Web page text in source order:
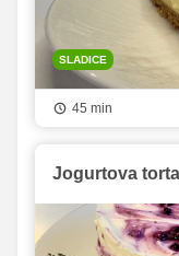
SLADICE
45 min
Jogurtova